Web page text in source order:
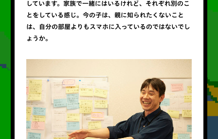
しています。家族で一緒にはいるけれど、それぞれ別のこ
とをしている感じ。今の子は、親に知られたくないこと
は、自分の部屋よりもスマホに入っているのではないでし
ょうか。